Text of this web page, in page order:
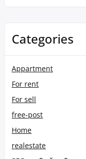
Categories
Appartment
For rent
For sell
free-post
Home
realestate